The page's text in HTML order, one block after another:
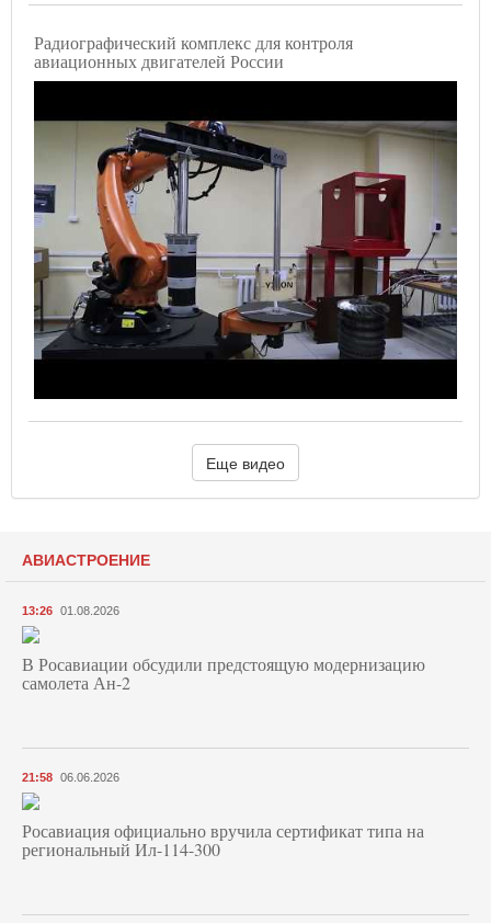
Радиографический комплекс для контроля
авиационных двигателей России
Еще видео
АВИАСТРОЕНИЕ
13:26 01.08.2026
В Росавиации обсудили предстоящую модернизацию
самолета Ан-2
21:58 06.06.2026
Росавиация официально вручила сертификат типа на
региональный Ил-114-300